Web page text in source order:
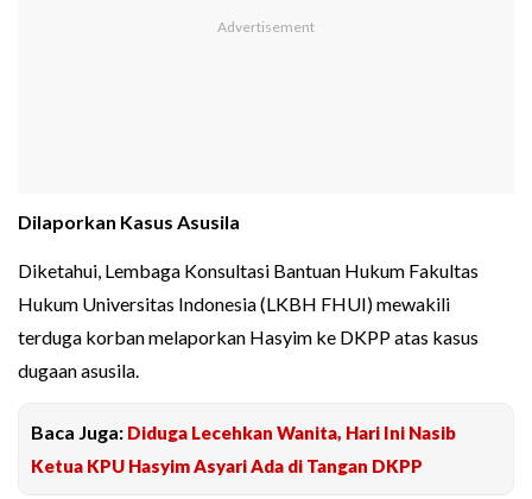
Dilaporkan Kasus Asusila
Diketahui, Lembaga Konsultasi Bantuan Hukum Fakultas
Hukum Universitas Indonesia (LKBH FHUI) mewakili
terduga korban melaporkan Hasyim ke DKPP atas kasus
dugaan asusila.
Baca Juga: Diduga Lecehkan Wanita, Hari Ini Nasib
Ketua KPU Hasyim Asyari Ada di Tangan DKPP